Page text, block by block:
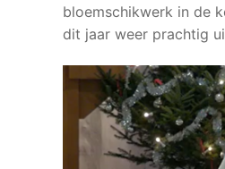
bloemschikwerk in de
dit jaar weer prachtig